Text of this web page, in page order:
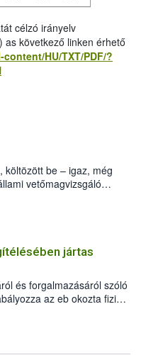
célzó irányelv
következő linken érhető
HU/TXT/PDF/?
költözött be – igaz, még
vetőmagvizsgáló
Czigler Győző által
jártas
és forgalmazásáról szóló
az eb okozta fizikai
felmerülő
eb tartását és annak
jártas szakértőt.